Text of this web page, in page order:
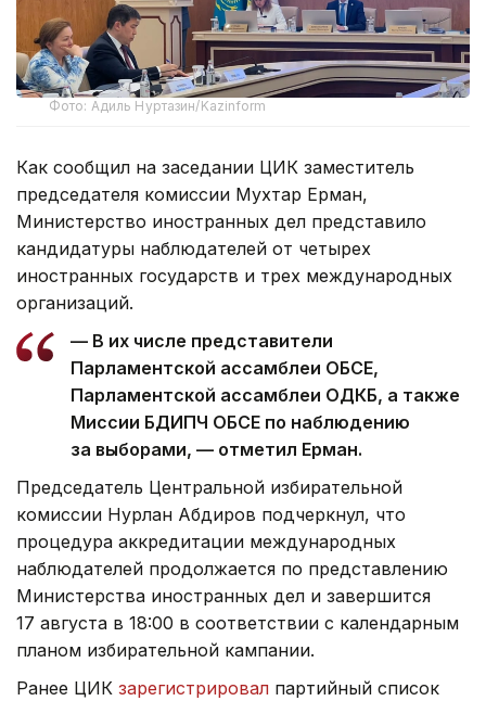
Фото: Адиль Нуртазин/Kazinform
Как сообщил на заседании ЦИК заместитель
председателя комиссии Мухтар Ерман,
Министерство иностранных дел представило
кандидатуры наблюдателей от четырех
иностранных государств и трех международных
организаций.
— В их числе представители
Парламентской ассамблеи ОБСЕ,
Парламентской ассамблеи ОДКБ, а также
Миссии БДИПЧ ОБСЕ по наблюдению
за выборами, — отметил Ерман.
Председатель Центральной избирательной
комиссии Нурлан Абдиров подчеркнул, что
процедура аккредитации международных
наблюдателей продолжается по представлению
Министерства иностранных дел и завершится
17 августа в 18:00 в соответствии с календарным
планом избирательной кампании.
Ранее ЦИК зарегистрировал партийный список